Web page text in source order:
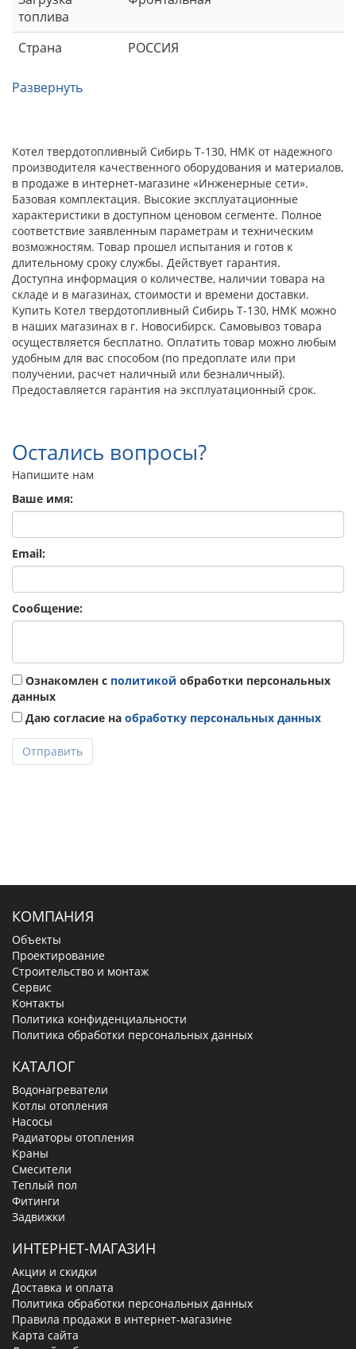
топлива
Страна РОССИЯ
Развернуть
Котел твердотопливный Сибирь Т-130, НМК от надежного
производителя качественного оборудования и материалов,
в продаже в интернет-магазине «Инженерные сети».
Базовая комплектация. Высокие эксплуатационные
характеристики в доступном ценовом сегменте. Полное
соответствие заявленным параметрам и техническим
возможностям. Товар прошел испытания и готов к
длительному сроку службы. Действует гарантия.
Доступна информация о количестве, наличии товара на
складе и в магазинах, стоимости и времени доставки.
Купить Котел твердотопливный Сибирь Т-130, НМК можно
в наших магазинах в г. Новосибирск. Самовывоз товара
осуществляется бесплатно. Оплатить товар можно любым
удобным для вас способом (по предоплате или при
получении, расчет наличный или безналичный).
Предоставляется гарантия на эксплуатационный срок.
Остались вопросы?
Напишите нам
Ваше имя:
Email:
Сообщение:
Ознакомлен с политикой обработки персональных
данных
Даю согласие на обработку персональных данных
Отправить
КОМПАНИЯ
Объекты
Проектирование
Строительство и монтаж
Сервис
Контакты
Политика конфиденциальности
Политика обработки персональных данных
КАТАЛОГ
Водонагреватели
Котлы отопления
Насосы
Радиаторы отопления
Краны
Смесители
Теплый пол
Фитинги
Задвижки
ИНТЕРНЕТ-МАГАЗИН
Акции и скидки
Доставка и оплата
Политика обработки персональных данных
Правила продажи в интернет-магазине
Карта сайта